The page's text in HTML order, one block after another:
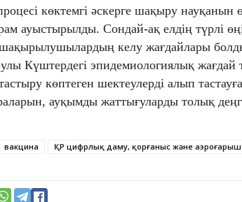
көктемгі әскерге шақыру
ауыстырылды. Сондай-ақ елдің түрлі
шақырылушылардың келу жағдайлары
Күштердегі эпидемиологиялық
көптеген шектеулерді алып
ауқымды жаттығуларды толық
вакцина ҚР цифрлық даму, қорғаныс және аэроғарыш